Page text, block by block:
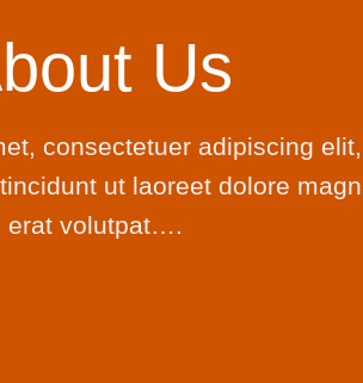
Us
consectetuer adipiscing
ut laoreet dolore
erat volutpat….